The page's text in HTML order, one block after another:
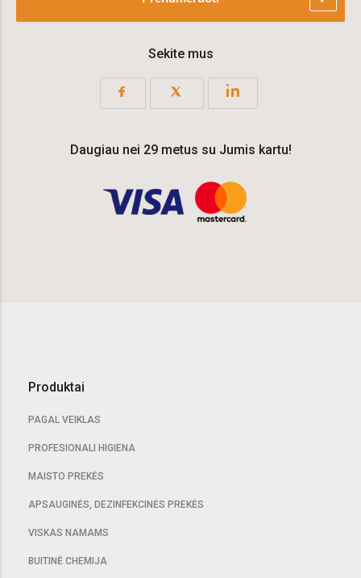
Sekite mus
Daugiau nei 29 metus su Jumis kartu!
Produktai
PAGAL VEIKLAS
PROFESIONALI HIGIENA
MAISTO PREKĖS
APSAUGINĖS, DEZINFEKCINĖS PREKĖS
VISKAS NAMAMS
BUITINĖ CHEMIJA